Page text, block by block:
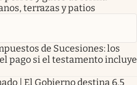
terrazas y patios
de Sucesiones: los
pago si el testamento incluye
| El Gobierno destina 6,5